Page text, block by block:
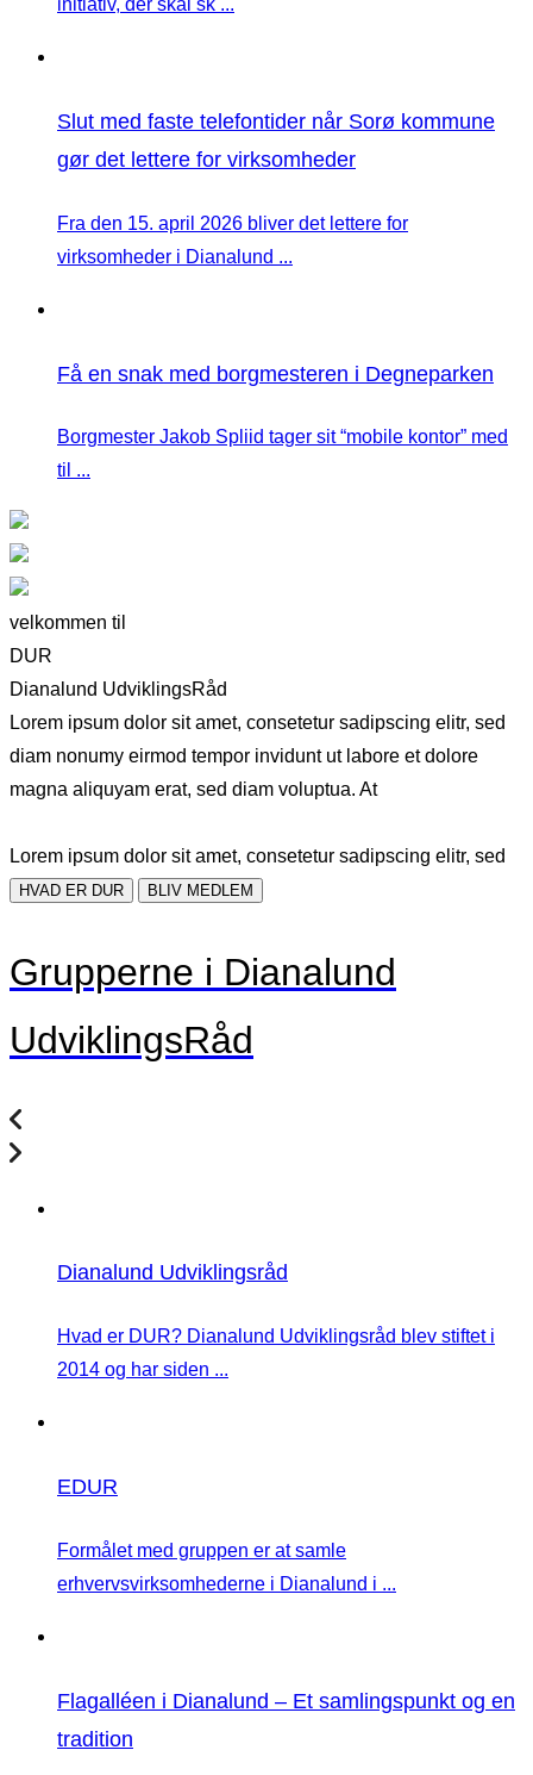
Slut med faste telefontider når Sorø kommune
gør det lettere for virksomheder
Fra den 15. april 2026 bliver det lettere for
virksomheder i Dianalund ...
Få en snak med borgmesteren i Degneparken
Borgmester Jakob Spliid tager sit “mobile kontor” med
til ...
velkommen til
DUR
Dianalund UdviklingsRåd
Lorem ipsum dolor sit amet, consetetur sadipscing elitr, sed
diam nonumy eirmod tempor invidunt ut labore et dolore
magna aliquyam erat, sed diam voluptua. At
Lorem ipsum dolor sit amet, consetetur sadipscing elitr, sed
HVAD ER DUR BLIV MEDLEM
Grupperne i Dianalund
UdviklingsRåd
Dianalund Udviklingsråd
Hvad er DUR? Dianalund Udviklingsråd blev stiftet i
2014 og har siden ...
EDUR
Formålet med gruppen er at samle
erhvervsvirksomhederne i Dianalund i ...
Flagalléen i Dianalund – Et samlingspunkt og en
tradition